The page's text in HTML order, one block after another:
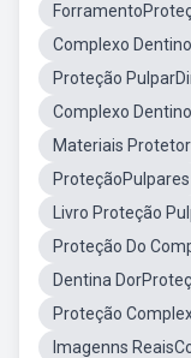
Complexo
Proteção
Complexo
Materiais
ProteçãoPulpares
Livro Proteção
Proteção Do
Dentina
Proteção
Imagenns